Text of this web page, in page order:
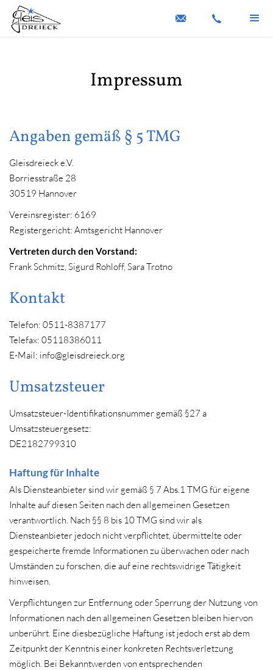
Impressum
Angaben gemäß § 5 TMG
Gleisdreieck e.V.
Borriesstraße 28
30519 Hannover
Vereinsregister: 6169
Registergericht: Amtsgericht Hannover
Vertreten durch den Vorstand:
Frank Schmitz, Sigurd Rohloff, Sara Trotno
Kontakt
Telefon: 0511-8387177
Telefax: 05118386011
E-Mail: info@gleisdreieck.org
Umsatzsteuer
Umsatzsteuer-Identifikationsnummer gemäß §27 a
Umsatzsteuergesetz:
DE2182799310
Haftung für Inhalte
Als Diensteanbieter sind wir gemäß § 7 Abs.1 TMG für eigene
Inhalte auf diesen Seiten nach den allgemeinen Gesetzen
verantwortlich. Nach §§ 8 bis 10 TMG sind wir als
Diensteanbieter jedoch nicht verpflichtet, übermittelte oder
gespeicherte fremde Informationen zu überwachen oder nach
Umständen zu forschen, die auf eine rechtswidrige Tätigkeit
hinweisen.
Verpflichtungen zur Entfernung oder Sperrung der Nutzung von
Informationen nach den allgemeinen Gesetzen bleiben hiervon
unberührt. Eine diesbezügliche Haftung ist jedoch erst ab dem
Zeitpunkt der Kenntnis einer konkreten Rechtsverletzung
möglich. Bei Bekanntwerden von entsprechenden